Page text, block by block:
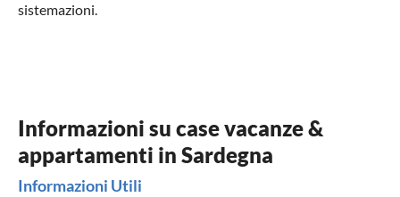
sistemazioni.
Informazioni su case vacanze &
appartamenti in Sardegna
Informazioni Utili